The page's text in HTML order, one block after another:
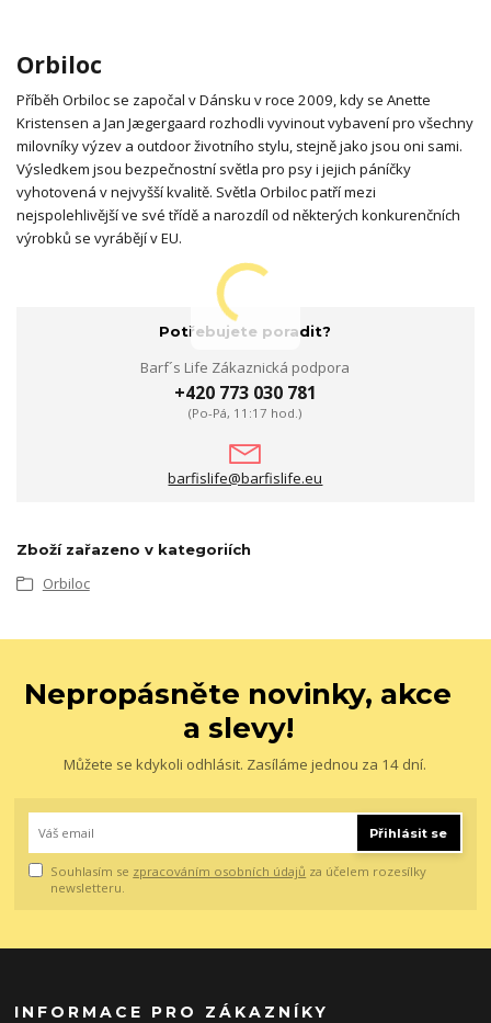
Orbiloc
Příběh Orbiloc se započal v Dánsku v roce 2009, kdy se Anette
Kristensen a Jan Jægergaard rozhodli vyvinout vybavení pro všechny
milovníky výzev a outdoor životního stylu, stejně jako jsou oni sami.
Výsledkem jsou bezpečnostní světla pro psy i jejich páníčky
vyhotovená v nejvyšší kvalitě. Světla Orbiloc patří mezi
nejspolehlivější ve své třídě a narozdíl od některých konkurenčních
výrobků se vyrábějí v EU.
Potřebujete poradit?
Barf´s Life Zákaznická podpora
+420 773 030 781
(Po-Pá, 11:17 hod.)
barfislife@barfislife.eu
Zboží zařazeno v kategoriích
Orbiloc
Nepropásněte novinky, akce
a slevy!
Můžete se kdykoli odhlásit. Zasíláme jednou za 14 dní.
Přihlásit se
Souhlasím se zpracováním osobních údajů za účelem rozesílky
newsletteru.
INFORMACE PRO ZÁKAZNÍKY